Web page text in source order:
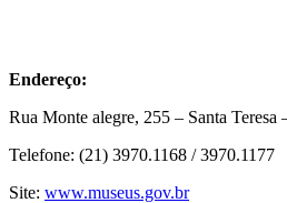
Endereço:
Rua Monte alegre, 255 – Santa Teresa
Telefone: (21) 3970.1168 / 3970.1177
Site: www.museus.gov.br